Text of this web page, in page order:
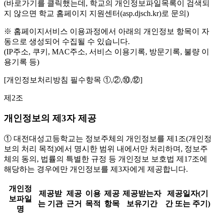
(바로가기를 클릭했는데, 학교의 개인정보파일목록이 검색되
지 않으면 학교 홈페이지 지원센터(asp.djsch.kr)로 문의)
※ 홈페이지서비스 이용과정에서 아래의 개인정보 항목이 자
동으로 생성되어 수집될 수 있습니다.
(IP주소, 쿠키, MAC주소, 서비스 이용기록, 방문기록, 불량 이
용기록 등)
[개인정보처리방침 필수항목 ①,②,⑩,⑫]
제2조
개인정보의 제3자 제공
① 대전대성고등학교는 정보주체의 개인정보를 제1조(개인정
보의 처리 목적)에서 명시한 범위 내에서만 처리하며, 정보주
체의 동의, 법률의 특별한 규정 등 개인정보 보호법 제17조에
해당하는 경우에만 개인정보를 제3자에게 제공합니다.
개인정
보파일
명
제공받
는 기관
제공
근거
이용
목적
제공
항목
제공받는자
보유기간
제공일자(기
간 또는 주기)